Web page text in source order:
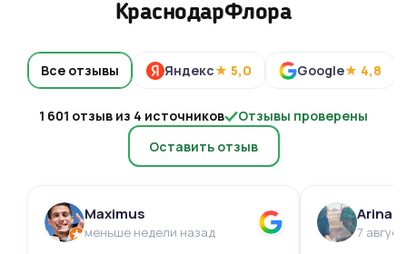
КраснодарФлора
Все отзывы Яндекс★ 5,0 Google★ 4,8
1 601 отзыв из 4 источников
Отзывы проверены
Оставить отзыв
Maximus
меньше недели назад
Arina
7